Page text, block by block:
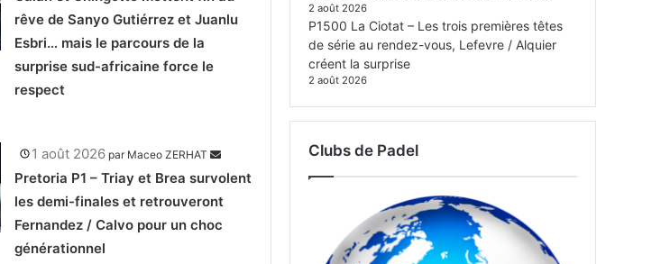
rêve de Sanyo Gutiérrez et Juanlu
Esbri… mais le parcours de la
surprise sud-africaine force le
respect
1 août 2026 par Maceo ZERHAT
Pretoria P1 – Triay et Brea survolent
les demi-finales et retrouveront
Fernandez / Calvo pour un choc
générationnel
2 août 2026
P1500 La Ciotat – Les trois premières têtes
de série au rendez-vous, Lefevre / Alquier
créent la surprise
2 août 2026
Clubs de Padel